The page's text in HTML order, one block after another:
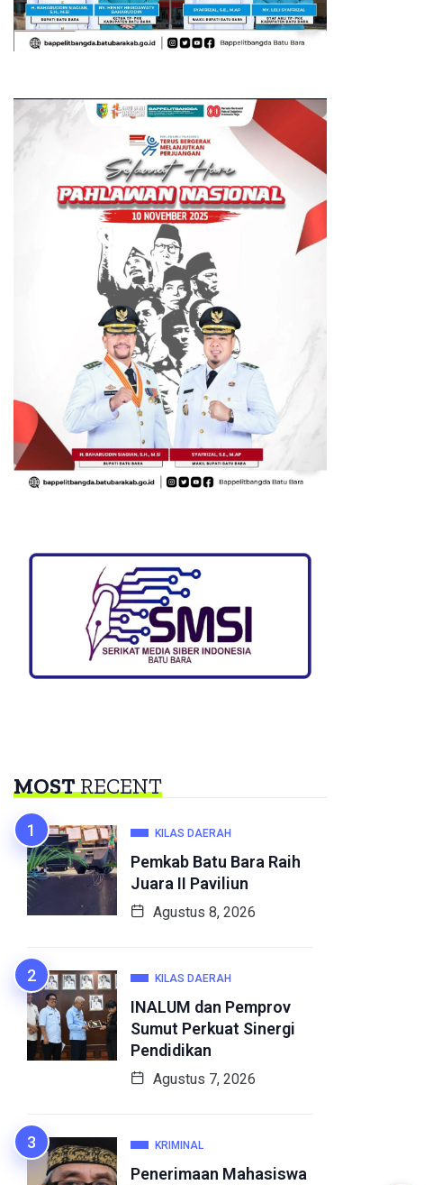
MOSTRECENT
KILAS DAERAH
Pemkab Batu Bara Raih
Juara II Paviliun
Agustus 8, 2026
KILAS DAERAH
INALUM dan Pemprov
Sumut Perkuat Sinergi
Pendidikan
Agustus 7, 2026
KRIMINAL
Penerimaan Mahasiswa